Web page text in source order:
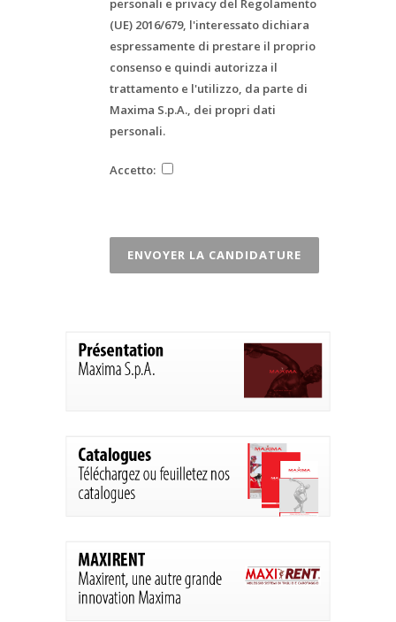
personali e privacy del Regolamento
(UE) 2016/679, l'interessato dichiara
espressamente di prestare il proprio
consenso e quindi autorizza il
trattamento e l'utilizzo, da parte di
Maxima S.p.A., dei propri dati
personali.
Accetto: